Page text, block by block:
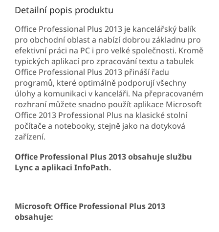
Detailní popis produktu
Office Professional Plus 2013 je kancelářský balík
pro obchodní oblast a nabízí dobrou základnu pro
efektivní práci na PC i pro velké společnosti. Kromě
typických aplikací pro zpracování textu a tabulek
Office Professional Plus 2013 přináší řadu
programů, které optimálně podporují všechny
úlohy a komunikaci v kanceláři. Na přepracovaném
rozhraní můžete snadno použít aplikace Microsoft
Office 2013 Professional Plus na klasické stolní
počítače a notebooky, stejně jako na dotyková
zařízení.
Office Professional Plus 2013 obsahuje službu
Lync a aplikaci InfoPath.
Microsoft Office Professional Plus 2013
obsahuje: